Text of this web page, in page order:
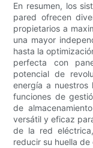
En resumen, los
pared ofrecen
propietarios a
una mayor
hasta la
perfecta con
potencial de
energía a nuestros
funciones de
de
versátil y eficaz
de la red
reducir su huella de